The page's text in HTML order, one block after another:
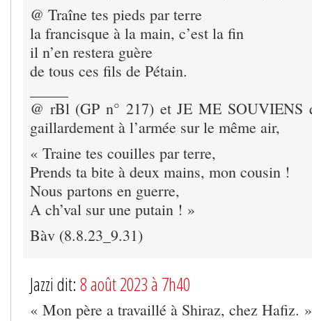
@ Traîne tes pieds par terre
la francisque à la main, c’est la fin
il n’en restera guère
de tous ces fils de Pétain.
@ rBl (GP n° 217) et JE ME SOUVIENS
gaillardement à l’armée sur le même air,
« Traine tes couilles par terre,
Prends ta bite à deux mains, mon cousin !
Nous partons en guerre,
A ch’val sur une putain ! »
Bàv (8.8.23_9.31)
Jazzi dit: 8 août 2023 à 7h40
« Mon père a travaillé à Shiraz, chez Hafiz. »